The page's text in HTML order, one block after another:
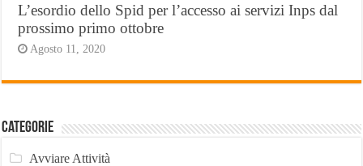
L’esordio dello Spid per l’accesso ai servizi Inps dal
prossimo primo ottobre
Agosto 11, 2020
Categorie
Avviare Attività